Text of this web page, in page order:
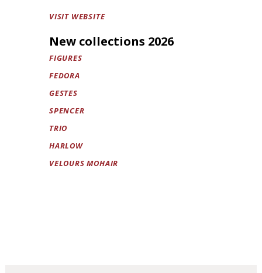
VISIT WEBSITE
New collections 2026
FIGURES
FEDORA
GESTES
SPENCER
TRIO
HARLOW
VELOURS MOHAIR